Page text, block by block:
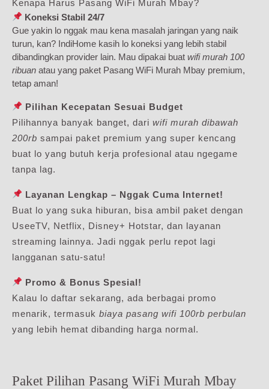
Kenapa Harus Pasang WiFi Murah Mbay?
Koneksi Stabil 24/7
Gue yakin lo nggak mau kena masalah jaringan yang naik
turun, kan? IndiHome kasih lo koneksi yang lebih stabil
dibandingkan provider lain. Mau dipakai buat wifi murah 100
ribuan atau yang paket Pasang WiFi Murah Mbay premium,
tetap aman!
Pilihan Kecepatan Sesuai Budget
Pilihannya banyak banget, dari wifi murah dibawah
200rb sampai paket premium yang super kencang
buat lo yang butuh kerja profesional atau ngegame
tanpa lag.
Layanan Lengkap – Nggak Cuma Internet!
Buat lo yang suka hiburan, bisa ambil paket dengan
UseeTV, Netflix, Disney+ Hotstar, dan layanan
streaming lainnya. Jadi nggak perlu repot lagi
langganan satu-satu!
Promo & Bonus Spesial!
Kalau lo daftar sekarang, ada berbagai promo
menarik, termasuk biaya pasang wifi 100rb perbulan
yang lebih hemat dibanding harga normal.
Paket Pilihan Pasang WiFi Murah Mbay